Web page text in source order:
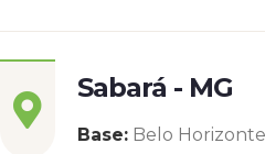
Sabará - MG
Base: Belo